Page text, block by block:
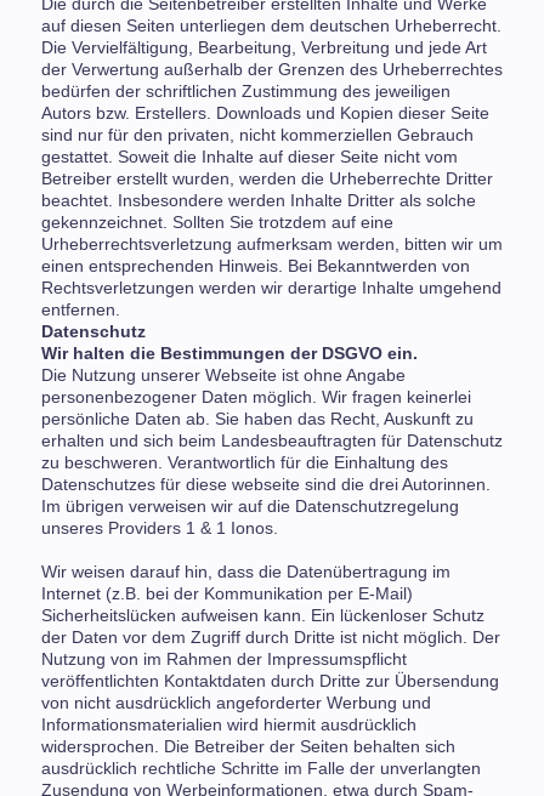
auf diesen Seiten unterliegen dem deutschen Urheberrecht.
Die Vervielfältigung, Bearbeitung, Verbreitung und jede Art
der Verwertung außerhalb der Grenzen des Urheberrechtes
bedürfen der schriftlichen Zustimmung des jeweiligen
Autors bzw. Erstellers. Downloads und Kopien dieser Seite
sind nur für den privaten, nicht kommerziellen Gebrauch
gestattet. Soweit die Inhalte auf dieser Seite nicht vom
Betreiber erstellt wurden, werden die Urheberrechte Dritter
beachtet. Insbesondere werden Inhalte Dritter als solche
gekennzeichnet. Sollten Sie trotzdem auf eine
Urheberrechtsverletzung aufmerksam werden, bitten wir um
einen entsprechenden Hinweis. Bei Bekanntwerden von
Rechtsverletzungen werden wir derartige Inhalte umgehend
entfernen.
Datenschutz
Wir halten die Bestimmungen der DSGVO ein.
Die Nutzung unserer Webseite ist ohne Angabe
personenbezogener Daten möglich. Wir fragen keinerlei
persönliche Daten ab. Sie haben das Recht, Auskunft zu
erhalten und sich beim Landesbeauftragten für Datenschutz
zu beschweren. Verantwortlich für die Einhaltung des
Datenschutzes für diese webseite sind die drei Autorinnen.
Im übrigen verweisen wir auf die Datenschutzregelung
unseres Providers 1 & 1 Ionos.
Wir weisen darauf hin, dass die Datenübertragung im
Internet (z.B. bei der Kommunikation per E-Mail)
Sicherheitslücken aufweisen kann. Ein lückenloser Schutz
der Daten vor dem Zugriff durch Dritte ist nicht möglich. Der
Nutzung von im Rahmen der Impressumspflicht
veröffentlichten Kontaktdaten durch Dritte zur Übersendung
von nicht ausdrücklich angeforderter Werbung und
Informationsmaterialien wird hiermit ausdrücklich
widersprochen. Die Betreiber der Seiten behalten sich
ausdrücklich rechtliche Schritte im Falle der unverlangten
Zusendung von Werbeinformationen, etwa durch Spam-